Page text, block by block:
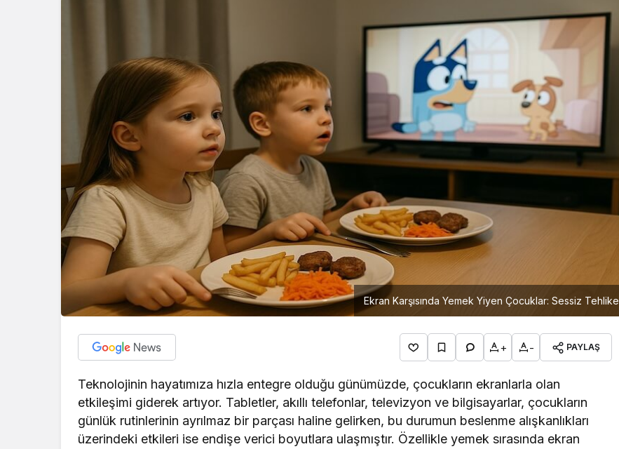
Ekran Karşısında Yemek Yiyen Çocuklar: Sessiz Tehlike
+ - PAYLAŞ
Teknolojinin hayatımıza hızla entegre olduğu günümüzde, çocukların ekranlarla olan
etkileşimi giderek artıyor. Tabletler, akıllı telefonlar, televizyon ve bilgisayarlar, çocukların
günlük rutinlerinin ayrılmaz bir parçası haline gelirken, bu durumun beslenme alışkanlıkları
üzerindeki etkileri ise endişe verici boyutlara ulaşmıştır. Özellikle yemek sırasında ekran
Mürsel Ferhat Sağlam Tek
Rumeli Tv’de Marka
Atölyesi Programına Konuk
Oldu